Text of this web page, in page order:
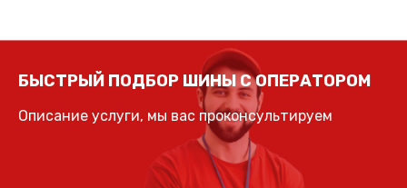
БЫСТРЫЙ ПОДБОР ШИНЫ С ОПЕРАТОРОМ
Описание услуги, мы вас проконсультируем